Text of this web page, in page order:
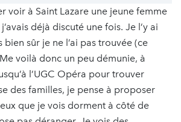
voir à Saint Lazare une jeune femme
déjà discuté une fois. Je l’y ai
sûr je ne l’ai pas trouvée (ce
voilà donc un peu démunie, à
l’UGC Opéra pour trouver
des familles, je pense à proposer
que je vois dorment à côté de